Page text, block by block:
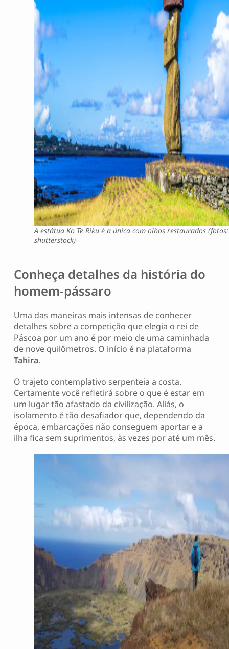
A estátua Ko Te Riku é a única com olhos restaurados (fotos:
shutterstock)
Conheça detalhes da história do
homem-pássaro
Uma das maneiras mais intensas de conhecer
detalhes sobre a competição que elegia o rei de
Páscoa por um ano é por meio de uma caminhada
de nove quilômetros. O início é na plataforma
Tahira.
O trajeto contemplativo serpenteia a costa.
Certamente você refletirá sobre o que é estar em
um lugar tão afastado da civilização. Aliás, o
isolamento é tão desafiador que, dependendo da
época, embarcações não conseguem aportar e a
ilha fica sem suprimentos, às vezes por até um mês.